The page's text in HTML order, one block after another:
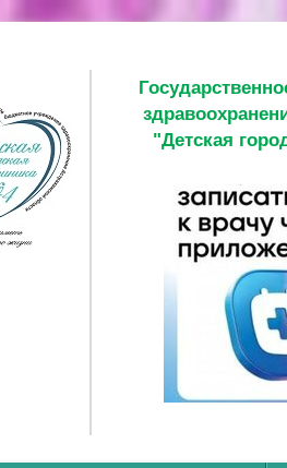
"Детская